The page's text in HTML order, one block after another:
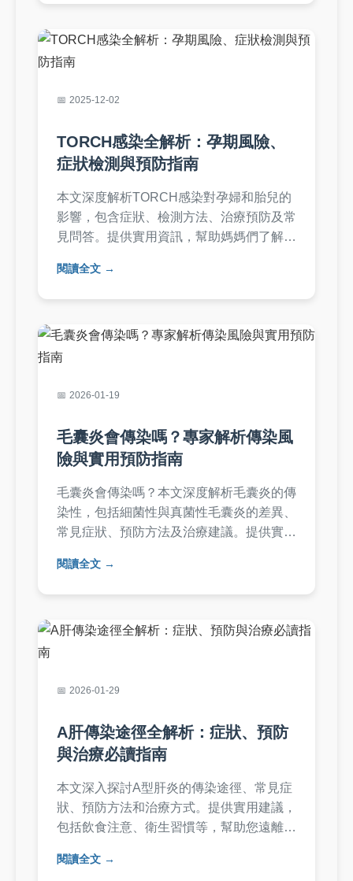
2025-12-02
TORCH感染全解析：孕期風險、
症狀檢測與預防指南
本文深度解析TORCH感染對孕婦和胎兒的
影響，包含症狀、檢測方法、治療預防及常
見問答。提供實用資訊，幫助媽媽們了解風
閱讀全文
2026-01-19
毛囊炎會傳染嗎？專家解析傳染風
險與實用預防指南
毛囊炎會傳染嗎？本文深度解析毛囊炎的傳
染性，包括細菌性與真菌性毛囊炎的差異、
常見症狀、預防方法及治療建議。提供實用
險。
閱讀全文
2026-01-29
A肝傳染途徑全解析：症狀、預防
與治療必讀指南
本文深入探討A型肝炎的傳染途徑、常見症
狀、預防方法和治療方式。提供實用建議，
包括飲食注意、衛生習慣等，幫助您遠離A
適合家庭和個人參考。
閱讀全文